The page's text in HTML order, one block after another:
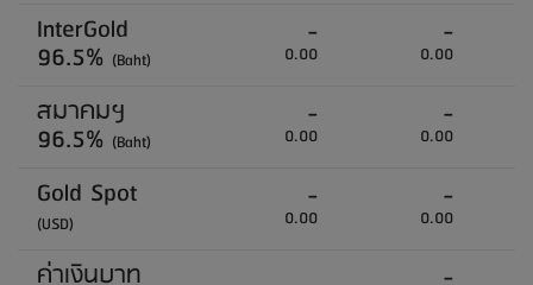
InterGold
96.5% (Baht)
-
0.00
-
0.00
สมาคมฯ
96.5% (Baht)
-
0.00
-
0.00
Gold Spot
(USD)
-
0.00
-
0.00
ค่าเงินบาท